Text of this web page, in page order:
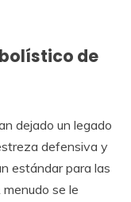
de
dejado un legado
defensiva y
estándar para las
se le